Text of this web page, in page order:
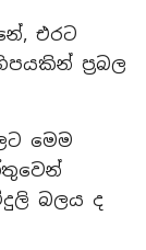
එරට
ප්‍රබල
මෙම
බලය ද